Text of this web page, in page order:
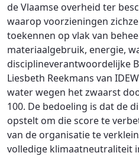
de Vlaamse overheid ter
waarop voorzieningen
toekennen op vlak van
materiaalgebruik, energie,
disciplineverantwoordelijke
Liesbeth Reekmans van
water wegen het zwaarst
100. De bedoeling is dat de
opstelt om die score te
van de organisatie te
volledige klimaatneutraliteit